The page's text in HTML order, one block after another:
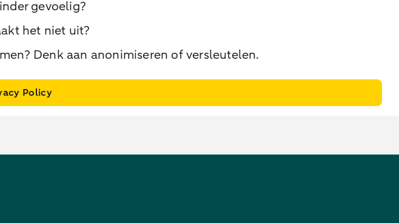
gevoelig?
het niet uit?
Denk aan anonimiseren of versleutelen.
Policy